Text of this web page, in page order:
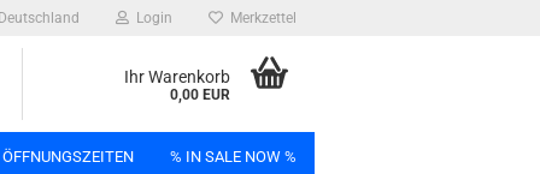
Deutschland Login Merkzettel
Ihr Warenkorb
0,00 EUR
% IN SALE NOW %